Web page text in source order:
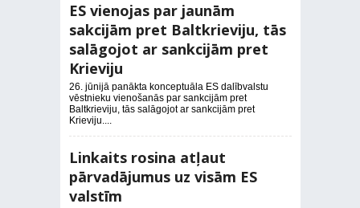
ES vienojas par jaunām
sakcijām pret Baltkrieviju, tās
salāgojot ar sankcijām pret
Krieviju
26. jūnijā panākta konceptuāla ES dalībvalstu
vēstnieku vienošanās par sankcijām pret
Baltkrieviju, tās salāgojot ar sankcijām pret
Krieviju....
Linkaits rosina atļaut
pārvadājumus uz visām ES
valstīm